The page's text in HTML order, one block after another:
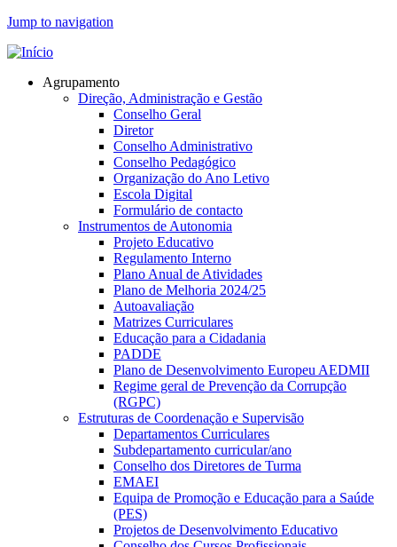
Jump to navigation
Agrupamento
Direção, Administração e Gestão
Conselho Geral
Diretor
Conselho Administrativo
Conselho Pedagógico
Organização do Ano Letivo
Escola Digital
Formulário de contacto
Instrumentos de Autonomia
Projeto Educativo
Regulamento Interno
Plano Anual de Atividades
Plano de Melhoria 2024/25
Autoavaliação
Matrizes Curriculares
Educação para a Cidadania
PADDE
Plano de Desenvolvimento Europeu AEDMII
Regime geral de Prevenção da Corrupção
(RGPC)
Estruturas de Coordenação e Supervisão
Departamentos Curriculares
Subdepartamento curricular/ano
Conselho dos Diretores de Turma
EMAEI
Equipa de Promoção e Educação para a Saúde
(PES)
Projetos de Desenvolvimento Educativo